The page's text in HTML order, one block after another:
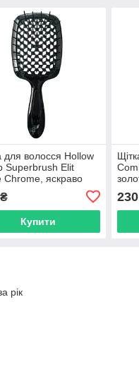
для волосся Hollow
Superbrush Elit
Chrome, яскраво
Купити
230
рік